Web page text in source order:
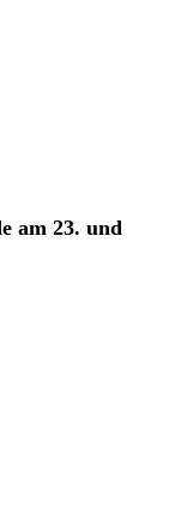
am 23. und